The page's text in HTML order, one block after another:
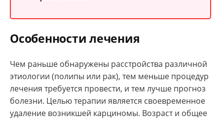
Особенности лечения
Чем раньше обнаружены расстройства различной
этиологии (полипы или рак), тем меньше процедур
лечения требуется провести, и тем лучше прогноз
болезни. Целью терапии является своевременное
удаление возникшей карциномы. Возраст и общее